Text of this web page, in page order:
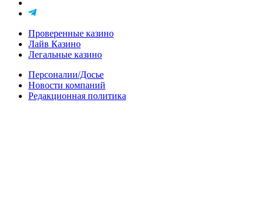
Проверенные казино
Лайв Казино
Легальные казино
Персоналии/Досье
Новости компаний
Редакционная политика